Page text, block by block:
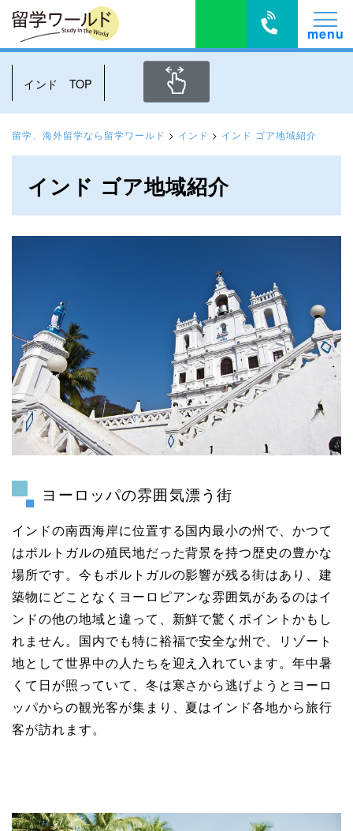
インド TOP
留学、海外留学なら留学ワールド > インド > インド ゴア地域紹介
インド ゴア地域紹介
ヨーロッパの雰囲気漂う街
インドの南西海岸に位置する国内最小の州で、かつて
はポルトガルの殖民地だった背景を持つ歴史の豊かな
場所です。今もポルトガルの影響が残る街はあり、建
築物にどことなくヨーロピアンな雰囲気があるのはイ
ンドの他の地域と違って、新鮮で驚くポイントかもし
れません。国内でも特に裕福で安全な州で、リゾート
地として世界中の人たちを迎え入れています。年中暑
くて日が照っていて、冬は寒さから逃げようとヨーロ
ッパからの観光客が集まり、夏はインド各地から旅行
客が訪れます。